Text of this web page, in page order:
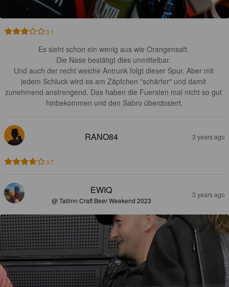
3.1
Es sieht schon ein wenig aus wie Orangensaft.
Die Nase bestätigt dies unmittelbar.
Und auch der recht weiche Antrunk folgt dieser Spur. Aber mit
jedem Schluck wird es am Zäpfchen "schärfer" und damit
zunehmend anstrengend. Das haben die Fuersten mal nicht so gut
hinbekommen und den Sabro überdosiert.
RANO84 3 years ago
3.7
EWIQ
@ Tallinn Craft Beer Weekend 2023
3 years ago